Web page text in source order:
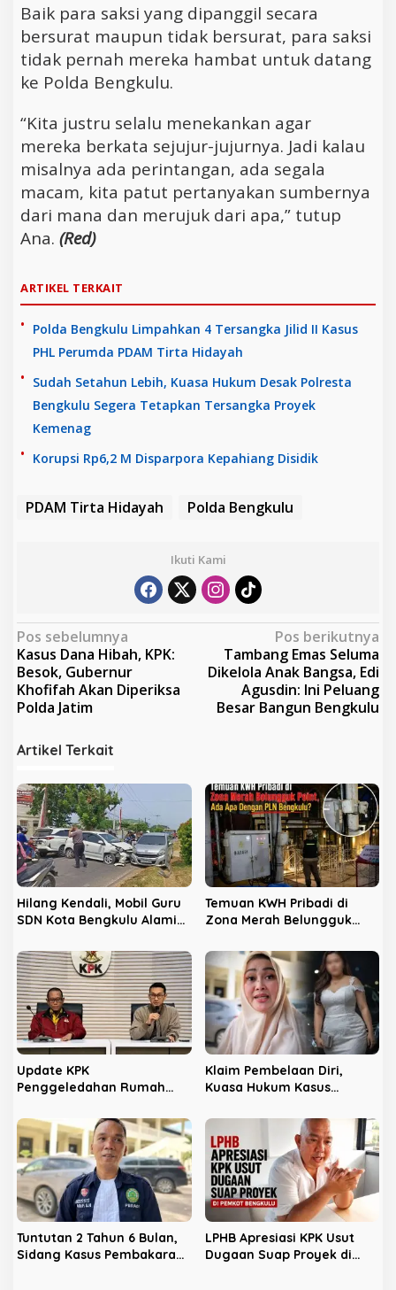
Baik para saksi yang dipanggil secara
bersurat maupun tidak bersurat, para saksi
tidak pernah mereka hambat untuk datang
ke Polda Bengkulu.
“Kita justru selalu menekankan agar
mereka berkata sejujur-jujurnya. Jadi kalau
misalnya ada perintangan, ada segala
macam, kita patut pertanyakan sumbernya
dari mana dan merujuk dari apa,” tutup
Ana. (Red)
ARTIKEL TERKAIT
Polda Bengkulu Limpahkan 4 Tersangka Jilid II Kasus
PHL Perumda PDAM Tirta Hidayah
Sudah Setahun Lebih, Kuasa Hukum Desak Polresta
Bengkulu Segera Tetapkan Tersangka Proyek
Kemenag
Korupsi Rp6,2 M Disparpora Kepahiang Disidik
PDAM Tirta Hidayah Polda Bengkulu
Ikuti Kami
N
a
v
i
g
a
s
i
p
o
s
Pos sebelumnya
Kasus Dana Hibah, KPK:
Besok, Gubernur
Khofifah Akan Diperiksa
Polda Jatim
Pos berikutnya
Tambang Emas Seluma
Dikelola Anak Bangsa, Edi
Agusdin: Ini Peluang
Besar Bangun Bengkulu
Artikel Terkait
Hilang Kendali, Mobil Guru
SDN Kota Bengkulu Alami
Lampu Merah
Temuan KWH Pribadi di
Zona Merah Belungguk
Bengkulu?
Update KPK
Penggeledahan Rumah
Klaim Pembelaan Diri,
Kuasa Hukum Kasus
Gym Optimistis Bebas
Tuntutan 2 Tahun 6 Bulan,
Sidang Kasus Pembakaran
LPHB Apresiasi KPK Usut
Dugaan Suap Proyek di